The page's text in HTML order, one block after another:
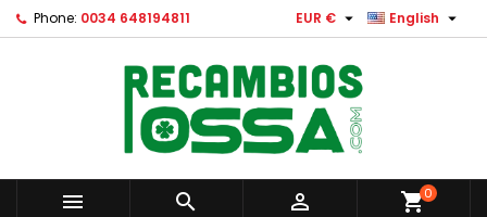
Phone: 0034 648194811 English 
EUR € 
   shopping_cart0